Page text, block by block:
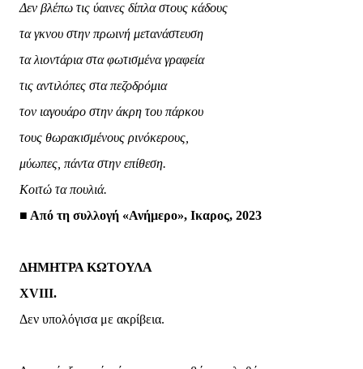
Δεν βλέπω τις ύαινες δίπλα στους κάδους
τα γκνου στην πρωινή μετανάστευση
τα λιοντάρια στα φωτισμένα γραφεία
τις αντιλόπες στα πεζοδρόμια
τον ιαγουάρο στην άκρη του πάρκου
τους θωρακισμένους ρινόκερους,
μύωπες, πάντα στην επίθεση.
Κοιτώ τα πουλιά.
■ Από τη συλλογή «Ανήμερο», Ικαρος, 2023
ΔΗΜΗΤΡΑ ΚΩΤΟΥΛΑ
XVIII.
Δεν υπολόγισα με ακρίβεια.